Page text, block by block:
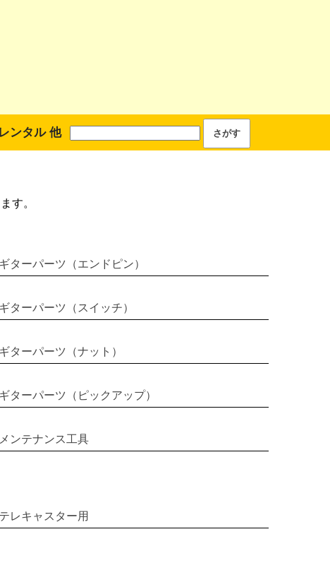
ンタル 他
す。
ギターパーツ（エンドピン）
ギターパーツ（スイッチ）
ギターパーツ（ナット）
ギターパーツ（ピックアップ）
メンテナンス工具
テレキャスター用